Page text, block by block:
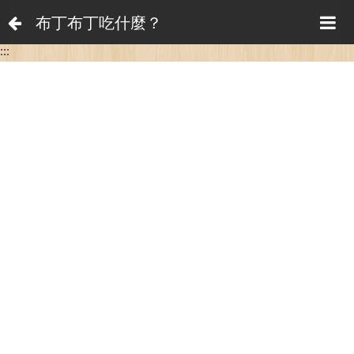
布丁布丁吃什麼？
:::